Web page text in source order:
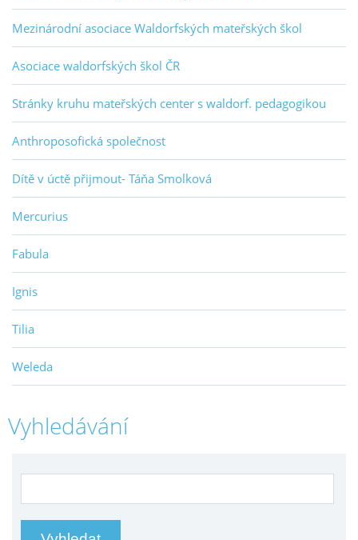
Mezinárodní asociace Waldorfských mateřských škol
Asociace waldorfských škol ČR
Stránky kruhu mateřských center s waldorf. pedagogikou
Anthroposofická společnost
Dítě v úctě přijmout- Táňa Smolková
Mercurius
Fabula
Ignis
Tilia
Weleda
Vyhledávání